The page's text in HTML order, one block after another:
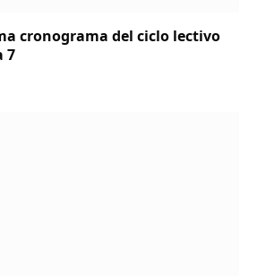
cronograma del ciclo lectivo
7